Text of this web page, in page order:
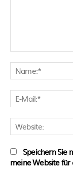
Speichern Sie
meine Website